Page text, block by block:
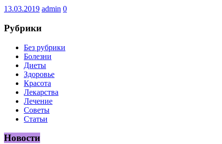
13.03.2019 admin 0
Рубрики
Без рубрики
Болезни
Диеты
Здоровье
Красота
Лекарства
Лечение
Советы
Статьи
Новости